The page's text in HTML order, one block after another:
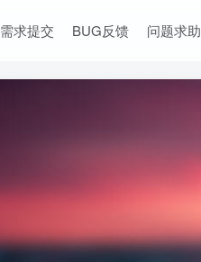
需求提交 BUG反馈 问题求助